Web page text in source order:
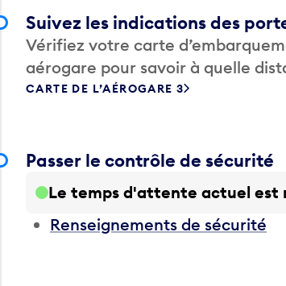
Suivez les indications des
Vérifiez votre carte
aérogare pour savoir à quelle
CARTE DE L’AÉROGARE 3
Passer le contrôle de sécurité
Le temps d'attente actuel est
Renseignements de sécurité